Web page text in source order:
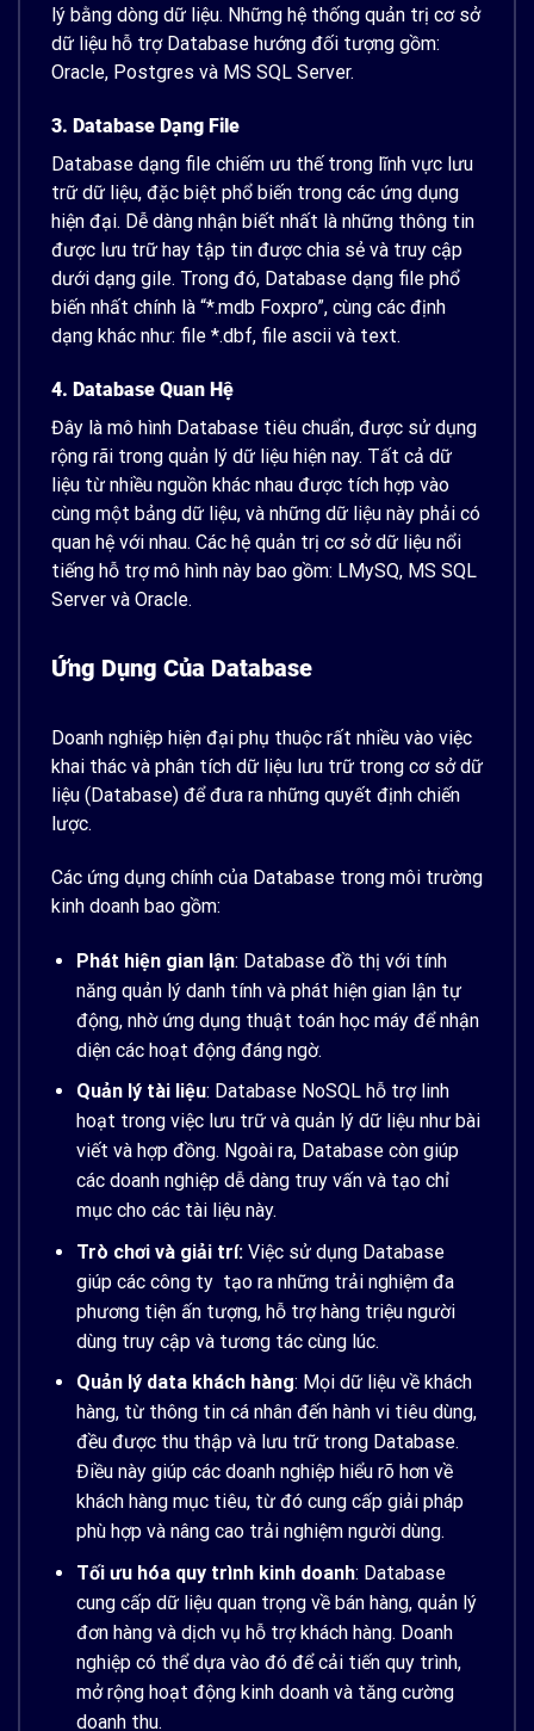
lý bằng dòng dữ liệu. Những hệ thống quản trị cơ sở
dữ liệu hỗ trợ Database hướng đối tượng gồm:
Oracle, Postgres và MS SQL Server.
3. Database Dạng File
Database dạng file chiếm ưu thế trong lĩnh vực lưu
trữ dữ liệu, đặc biệt phổ biến trong các ứng dụng
hiện đại. Dễ dàng nhận biết nhất là những thông tin
được lưu trữ hay tập tin được chia sẻ và truy cập
dưới dạng gile. Trong đó, Database dạng file phổ
biến nhất chính là “*.mdb Foxpro”, cùng các định
dạng khác như: file *.dbf, file ascii và text.
4. Database Quan Hệ
Đây là mô hình Database tiêu chuẩn, được sử dụng
rộng rãi trong quản lý dữ liệu hiện nay. Tất cả dữ
liệu từ nhiều nguồn khác nhau được tích hợp vào
cùng một bảng dữ liệu, và những dữ liệu này phải có
quan hệ với nhau. Các hệ quản trị cơ sở dữ liệu nổi
tiếng hỗ trợ mô hình này bao gồm: LMySQ, MS SQL
Server và Oracle.
Ứng Dụng Của Database
Doanh nghiệp hiện đại phụ thuộc rất nhiều vào việc
khai thác và phân tích dữ liệu lưu trữ trong cơ sở dữ
liệu (Database) để đưa ra những quyết định chiến
lược.
Các ứng dụng chính của Database trong môi trường
kinh doanh bao gồm:
Phát hiện gian lận: Database đồ thị với tính
năng quản lý danh tính và phát hiện gian lận tự
động, nhờ ứng dụng thuật toán học máy để nhận
diện các hoạt động đáng ngờ.
Quản lý tài liệu: Database NoSQL hỗ trợ linh
hoạt trong việc lưu trữ và quản lý dữ liệu như bài
viết và hợp đồng. Ngoài ra, Database còn giúp
các doanh nghiệp dễ dàng truy vấn và tạo chỉ
mục cho các tài liệu này.
Trò chơi và giải trí:Việc sử dụng Database
giúp các công ty tạo ra những trải nghiệm đa
phương tiện ấn tượng, hỗ trợ hàng triệu người
dùng truy cập và tương tác cùng lúc.
Quản lý data khách hàng: Mọi dữ liệu về khách
hàng, từ thông tin cá nhân đến hành vi tiêu dùng,
đều được thu thập và lưu trữ trong Database.
Điều này giúp các doanh nghiệp hiểu rõ hơn về
khách hàng mục tiêu, từ đó cung cấp giải pháp
phù hợp và nâng cao trải nghiệm người dùng.
Tối ưu hóa quy trình kinh doanh: Database
cung cấp dữ liệu quan trọng về bán hàng, quản lý
đơn hàng và dịch vụ hỗ trợ khách hàng. Doanh
nghiệp có thể dựa vào đó để cải tiến quy trình,
mở rộng hoạt động kinh doanh và tăng cường
doanh thu.